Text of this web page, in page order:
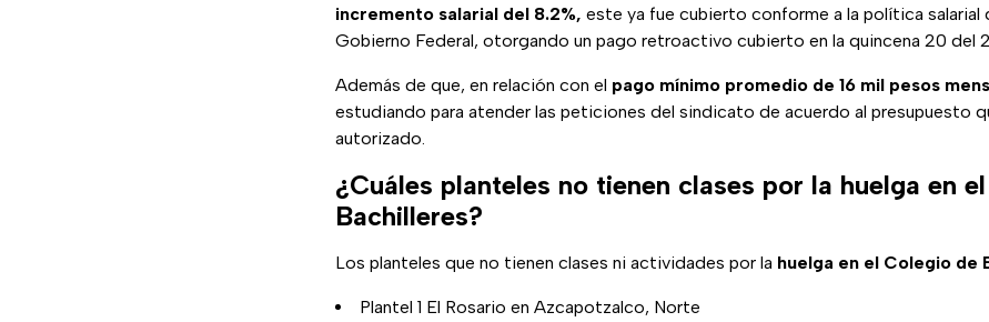
incremento salarial del 8.2%, este ya fue cubierto conforme a la política salarial
Gobierno Federal, otorgando un pago retroactivo cubierto en la quincena 20 del
Además de que, en relación con el pago mínimo promedio de 16 mil pesos
estudiando para atender las peticiones del sindicato de acuerdo al presupuesto
autorizado.
¿Cuáles planteles no tienen clases por la huelga en
Bachilleres?
Los planteles que no tienen clases ni actividades por la huelga en el Colegio de
Plantel 1 El Rosario en Azcapotzalco, Norte